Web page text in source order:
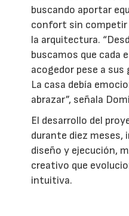
buscando aportar
confort sin competir
la arquitectura.
buscamos que cada
acogedor pese a
La casa debía
abrazar”, señala
El desarrollo del
durante diez meses,
diseño y ejecución,
creativo que
intuitiva.